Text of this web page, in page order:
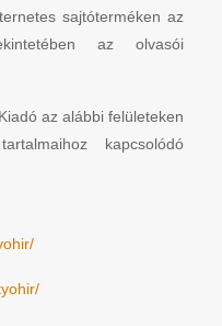
sajtóterméken az
az olvasói
az alábbi felületeken
kapcsolódó